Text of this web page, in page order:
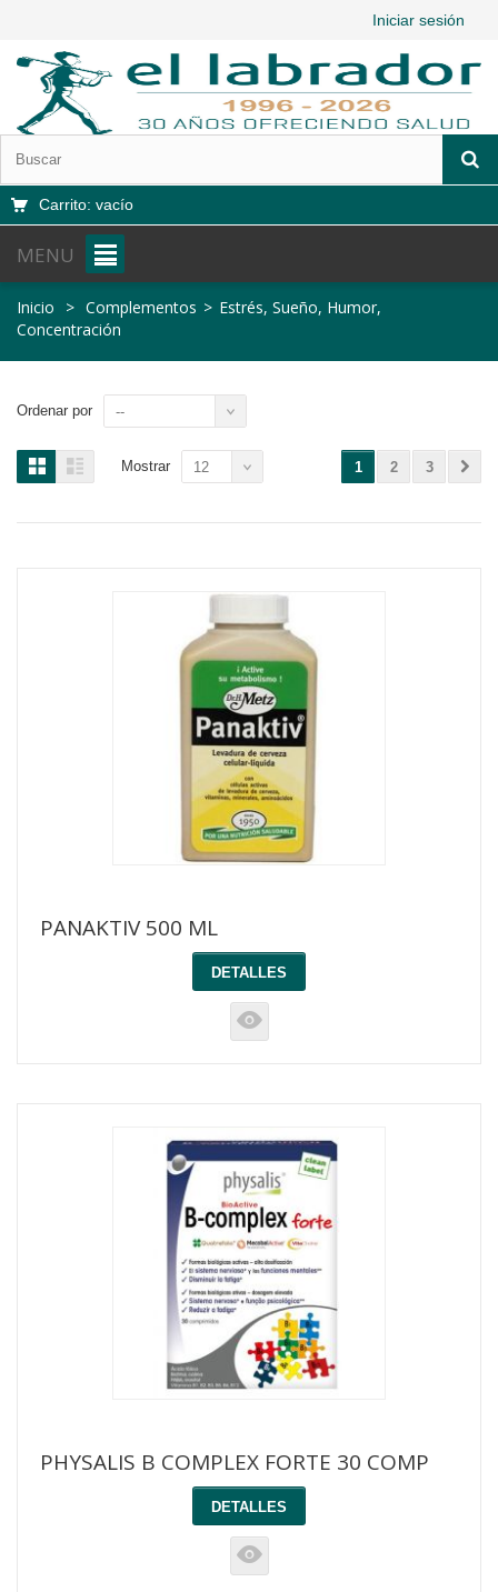
Iniciar sesión
Carrito: vacío
MENU
Inicio > Complementos > Estrés, Sueño, Humor,
Concentración
Ordenar por --
Mostrar 12 1 2 3
PANAKTIV 500 ML
DETALLES
K
PHYSALIS B COMPLEX FORTE 30 COMP
DETALLES
K